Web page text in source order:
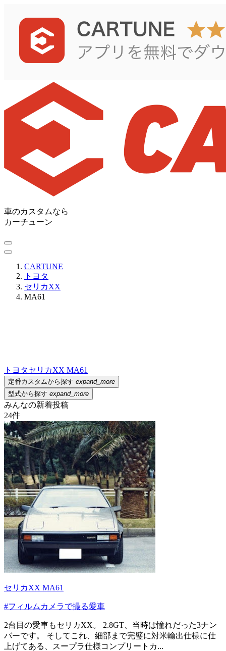
車のカスタムなら
カーチューン
CARTUNE
トヨタ
セリカXX
MA61
トヨタセリカXX MA61
定番カスタムから探す expand_more
型式から探す expand_more
みんなの新着投稿
24件
セリカXX MA61
#フィルムカメラで撮る愛車
2台目の愛車もセリカXX。 2.8GT、当時は憧れだった3ナン
バーです。 そしてこれ、細部まで完璧に対米輸出仕様に仕
上げてある、スープラ仕様コンプリートカ...